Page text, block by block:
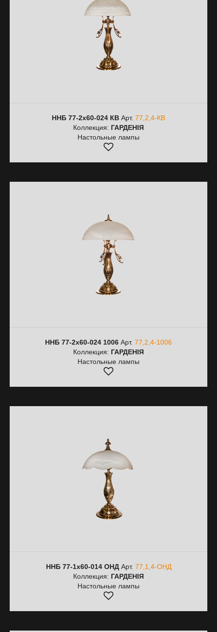
ННБ 77-2х60-024 КВ Арт. 77,2,4-КВ
Коллекция: ГАРДЕНІЯ
Настольные лампы
ННБ 77-2х60-024 1006 Арт. 77,2,4-1006
Коллекция: ГАРДЕНІЯ
Настольные лампы
ННБ 77-1х60-014 ОНДАрт. 77,1,4-ОНД
Коллекция: ГАРДЕНІЯ
Настольные лампы